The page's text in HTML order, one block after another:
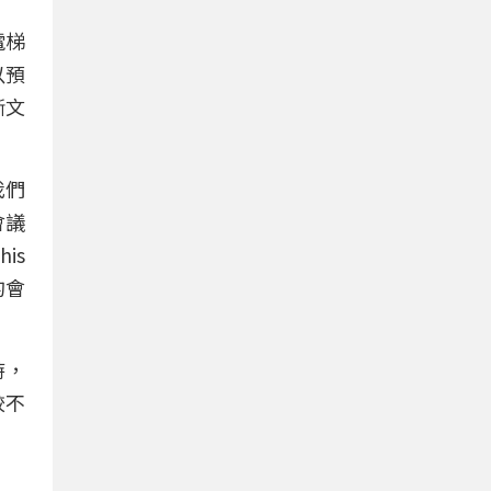
預
文
議